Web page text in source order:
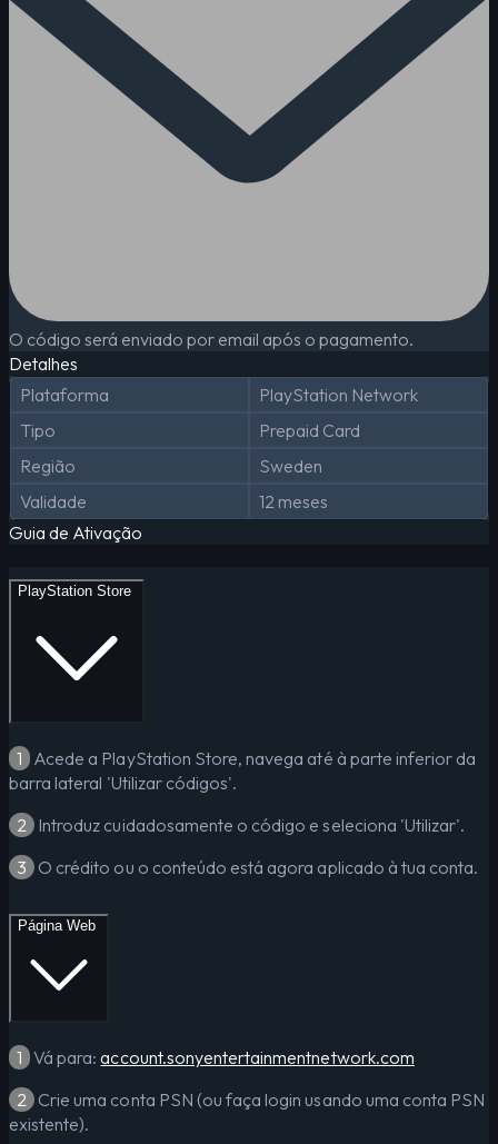
O código será enviado por email após o pagamento.
Detalhes
Plataforma
PlayStation Network
Tipo
Prepaid Card
Região
Sweden
Validade
12 meses
Guia de Ativação
PlayStation Store
1 Acede a PlayStation Store, navega até à parte inferior da
barra lateral 'Utilizar códigos'.
2 Introduz cuidadosamente o código e seleciona 'Utilizar'.
3 O crédito ou o conteúdo está agora aplicado à tua conta.
Página Web
1 Vá para:account.sonyentertainmentnetwork.com
2 Crie uma conta PSN (ou faça login usando uma conta PSN
existente).